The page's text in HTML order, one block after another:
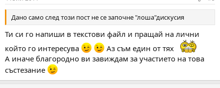
Дано само след този пост не се започне "лоша"дискусия
Ти си го напиши в текстови файл и пращай на лични
който го интересува
Аз съм един от тях
А иначе благородно ви завиждам за участието на това
състезание